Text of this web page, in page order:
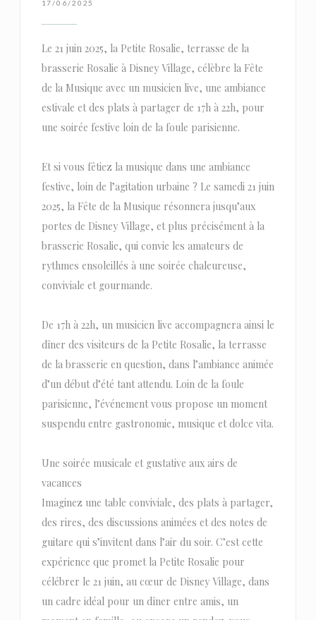
17/06/2025
Le 21 juin 2025, la Petite Rosalie, terrasse de la
brasserie Rosalie à Disney Village, célèbre la Fête
de la Musique avec un musicien live, une ambiance
estivale et des plats à partager de 17h à 22h, pour
une soirée festive loin de la foule parisienne.
Et si vous fêtiez la musique dans une ambiance
festive, loin de l’agitation urbaine ? Le samedi 21 juin
2025, la Fête de la Musique résonnera jusqu’aux
portes de Disney Village, et plus précisément à la
brasserie Rosalie, qui convie les amateurs de
rythmes ensoleillés à une soirée chaleureuse,
conviviale et gourmande.
De 17h à 22h, un musicien live accompagnera ainsi le
dîner des visiteurs de la Petite Rosalie, la terrasse
de la brasserie en question, dans l’ambiance animée
d’un début d’été tant attendu. Loin de la foule
parisienne, l’événement vous propose un moment
suspendu entre gastronomie, musique et dolce vita.
Une soirée musicale et gustative aux airs de
vacances
Imaginez une table conviviale, des plats à partager,
des rires, des discussions animées et des notes de
guitare qui s’invitent dans l’air du soir. C’est cette
expérience que promet la Petite Rosalie pour
célébrer le 21 juin, au cœur de Disney Village, dans
un cadre idéal pour un dîner entre amis, un